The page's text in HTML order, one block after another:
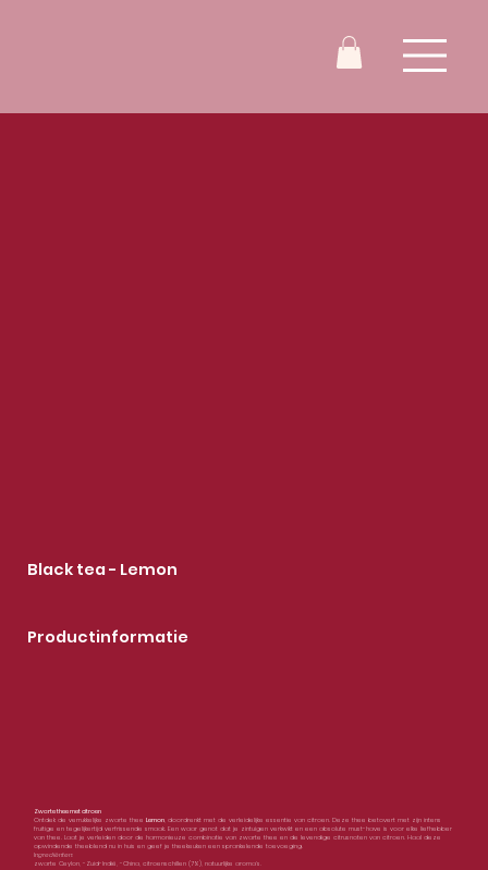
Productinformatie
Black tea - Lemon
Zwarte thee met citroen
Ontdek de verrukkelijke zwarte thee Lemon, doordrenkt met de verleidelijke essentie van citroen. Deze thee betovert met zijn intens
fruitige en tegelijkertijd verfrissende smaak. Een waar genot dat je zintuigen verkwikt en een absolute must-have is voor elke liefhebber
van thee. Laat je verleiden door de harmonieuze combinatie van zwarte thee en de levendige citrusnoten van citroen. Haal deze
opwindende theeblend nu in huis en geef je theekeuken een sprankelende toevoeging.
Ingrediënten:
zwarte Ceylon, -Zuid-Indië, -China, citroenschillen (7%), natuurlijke aroma’s.